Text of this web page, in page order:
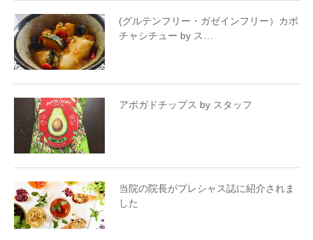
(グルテンフリー・ガゼインフリー）カボ
チャシチュー by ス…
アボガドチップス by スタッフ
当院の院長がプレシャス誌に紹介されま
した